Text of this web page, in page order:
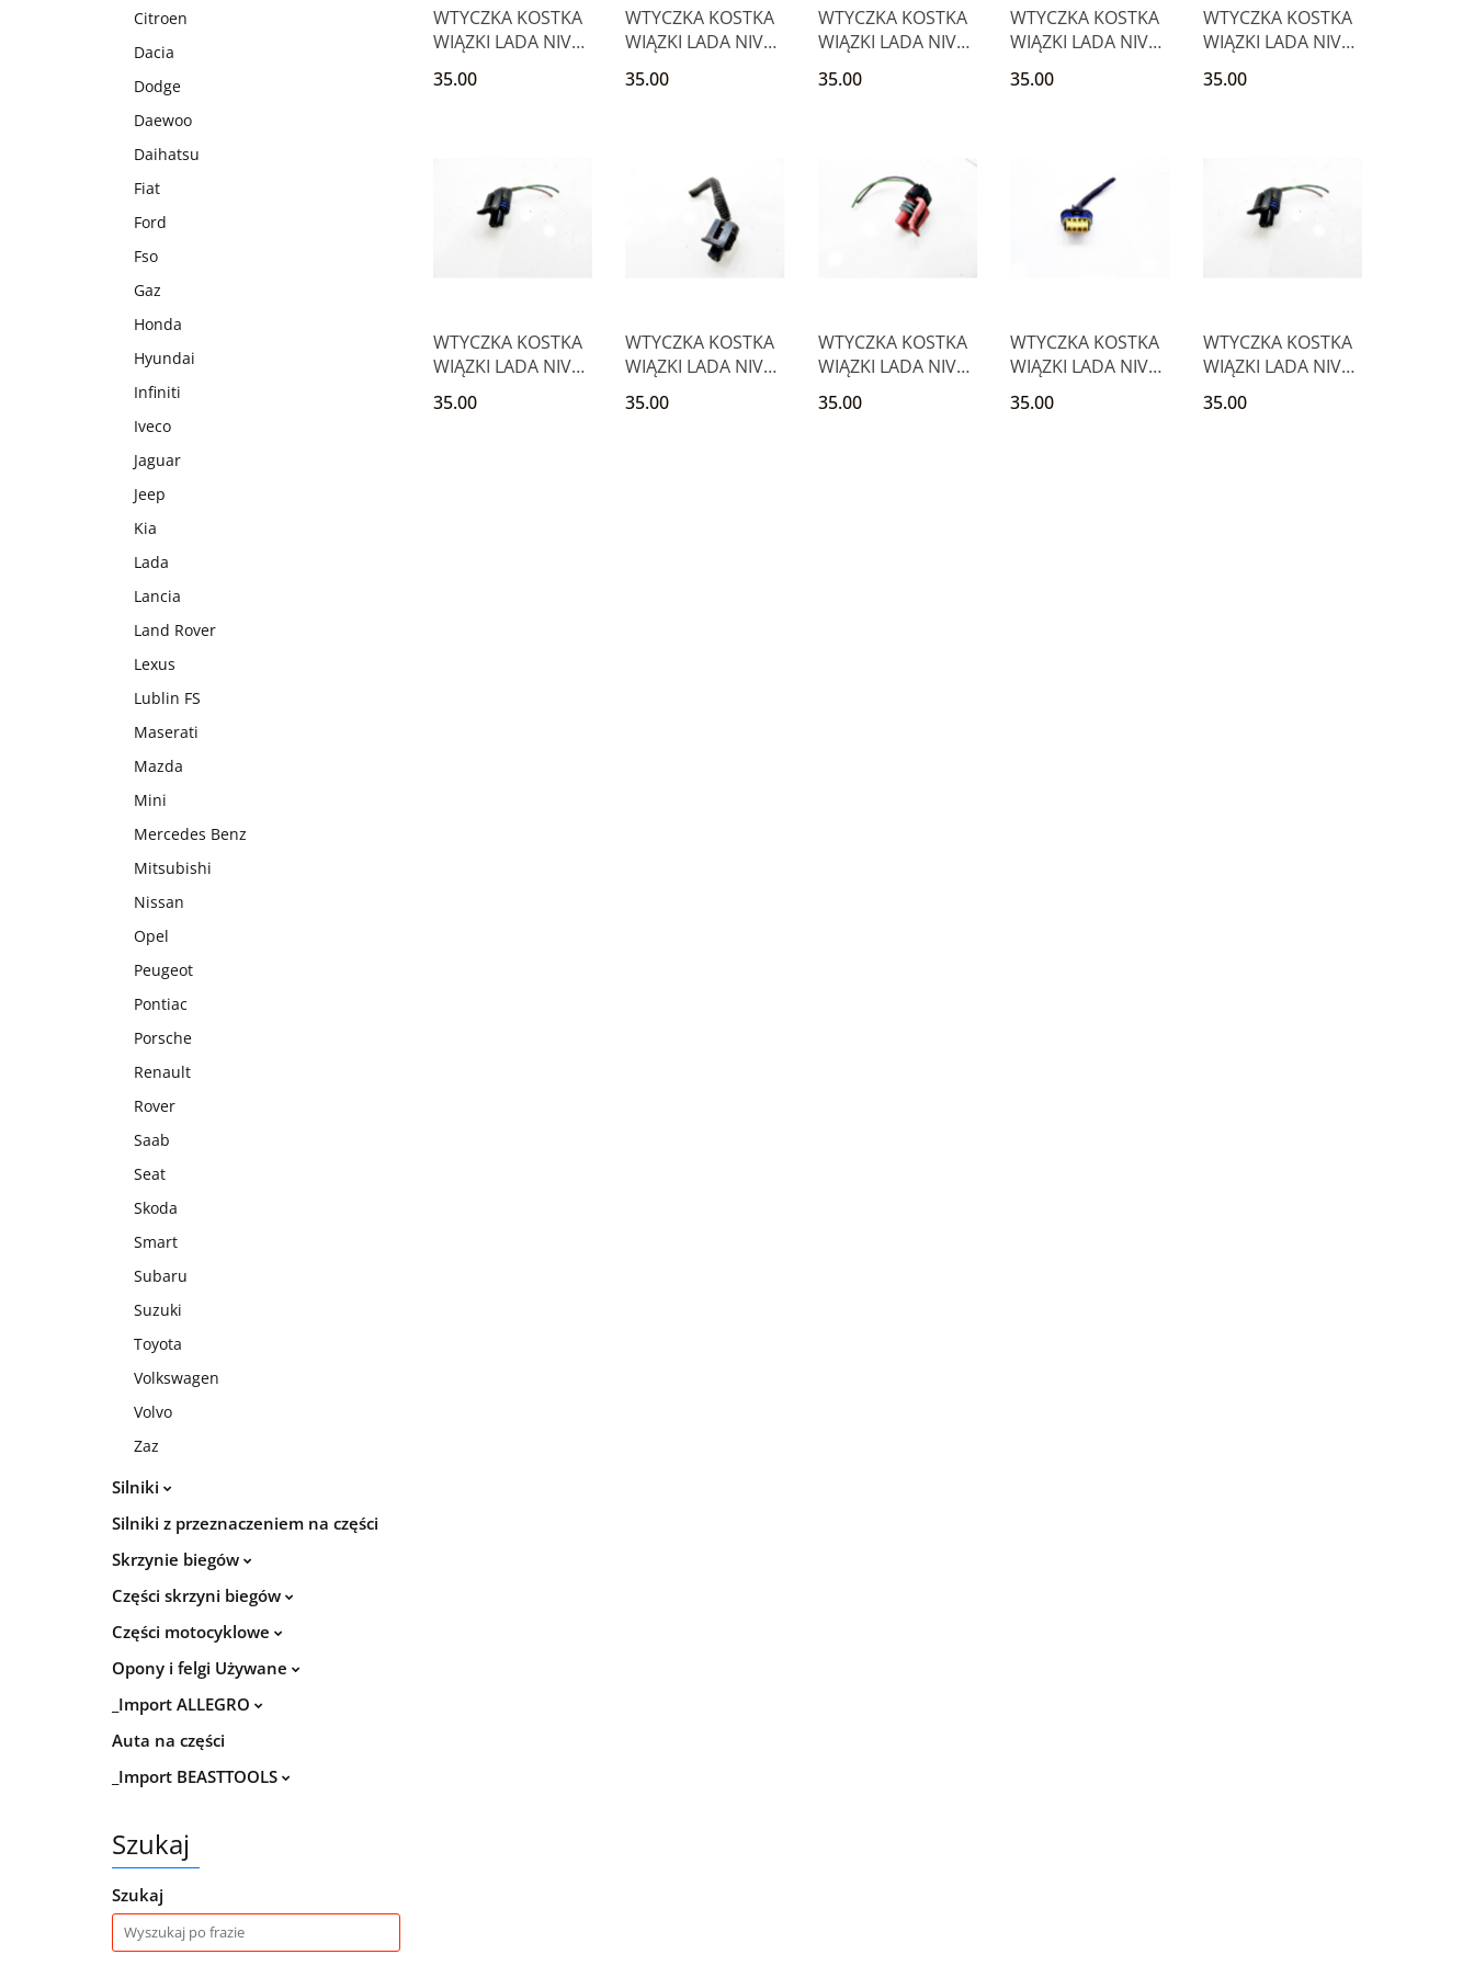
Citroen
Dacia
Dodge
Daewoo
Daihatsu
Fiat
Ford
Fso
Gaz
Honda
Hyundai
Infiniti
Iveco
Jaguar
Jeep
Kia
Lada
Lancia
Land Rover
Lexus
Lublin FS
Maserati
Mazda
Mini
Mercedes Benz
Mitsubishi
Nissan
Opel
Peugeot
Pontiac
Porsche
Renault
Rover
Saab
Seat
Skoda
Smart
Subaru
Suzuki
Toyota
Volkswagen
Volvo
Zaz
Silniki
Silniki z przeznaczeniem na części
Skrzynie biegów
Części skrzyni biegów
Części motocyklowe
Opony i felgi Używane
_Import ALLEGRO
Auta na części
_Import BEASTTOOLS
Szukaj
Szukaj
WTYCZKA KOSTKA
WIĄZKI LADA NIVA
1.6
35.00
WTYCZKA KOSTKA
WIĄZKI LADA NIVA
1.6
35.00
WTYCZKA KOSTKA
WIĄZKI LADA NIVA
1.6
35.00
WTYCZKA KOSTKA
WIĄZKI LADA NIVA
1.6
35.00
WTYCZKA KOSTKA
WIĄZKI LADA NIVA
1.6
35.00
Produkt niedostępny
WTYCZKA KOSTKA
WIĄZKI LADA NIVA
NADESCHDA 1.7
1.6
35.00
Produkt niedostępny
WTYCZKA KOSTKA
WIĄZKI LADA NIVA
NADESCHDA 1.7
1.6
35.00
Produkt niedostępny
WTYCZKA KOSTKA
WIĄZKI LADA NIVA
NADESCHDA 1.7
1.6
35.00
Produkt niedostępny
WTYCZKA KOSTKA
WIĄZKI LADA NIVA
NADESCHDA 1.7
1.6
35.00
Produkt niedostępny
WTYCZKA KOSTKA
WIĄZKI LADA NIVA
NADESCHDA 1.7
1.6
35.00